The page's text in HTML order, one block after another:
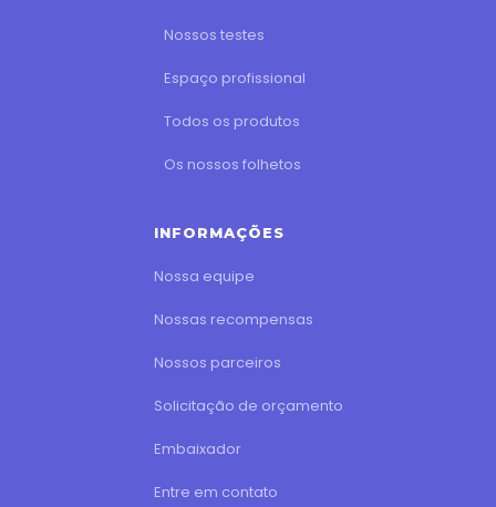
Nossos testes
Espaço profissional
Todos os produtos
Os nossos folhetos
INFORMAÇÕES
Nossa equipe
Nossas recompensas
Nossos parceiros
Solicitação de orçamento
Embaixador
Entre em contato